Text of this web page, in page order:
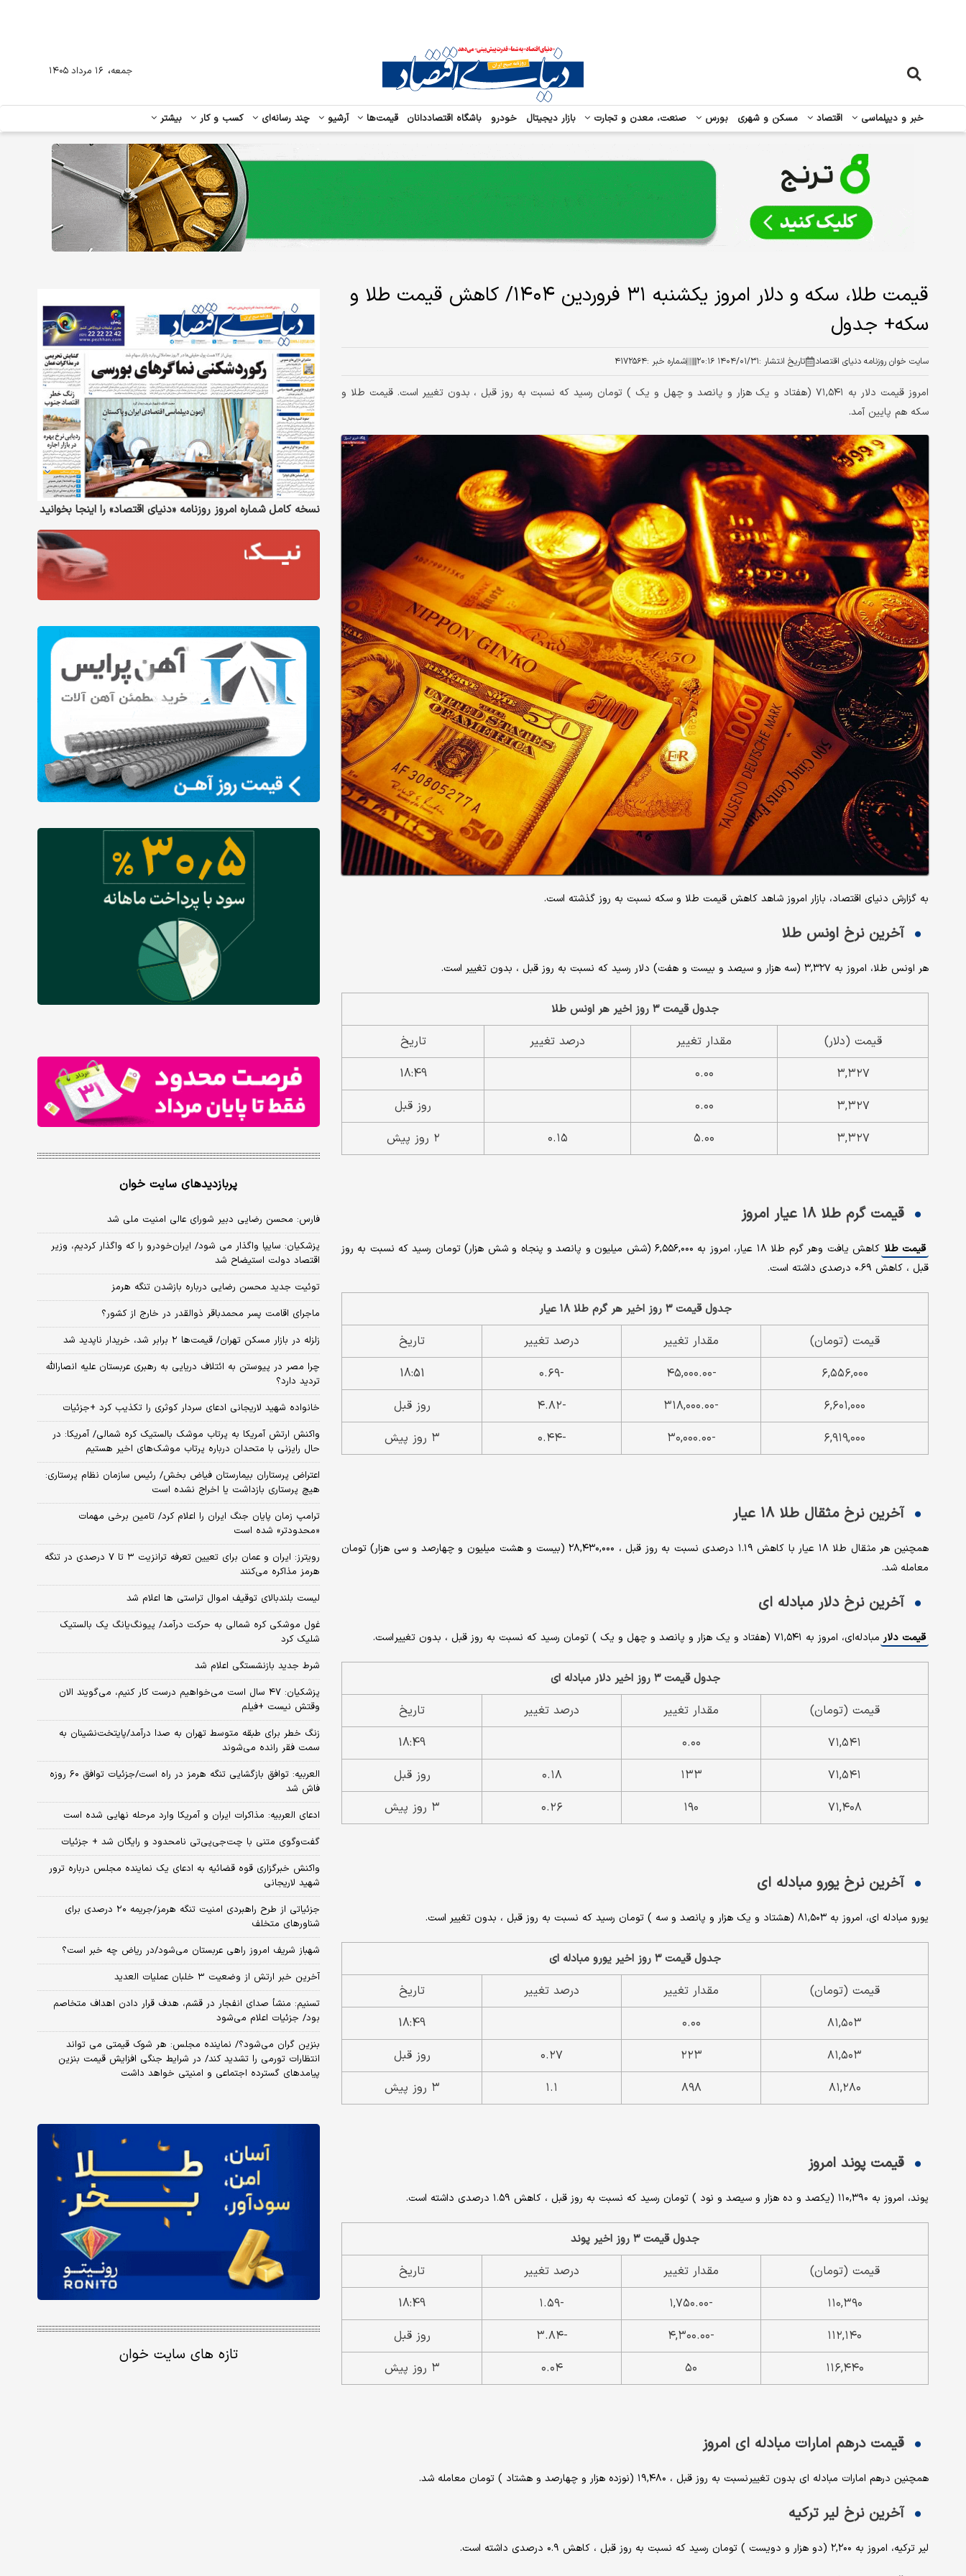
خبر و دیپلماسی اقتصاد مسکن و شهری بورس صنعت، معدن و تجارت بازار دیجیتال خودرو باشگاه اقتصاددانان قیمت‌ها آرشیو چند رسانه‌ای کسب و کار بیشتر
جمعه، ۱۶ مرداد ۱۴۰۵
قیمت طلا، سکه و دلار امروز یکشنبه ۳۱ فروردین ۱۴۰۴/ کاهش قیمت طلا و
سکه+ جدول
سایت خوان روزنامه دنیای اقتصاد تاریخ انتشار :۱۴۰۴/۰۱/۳۱ ۲۰:۱۶ شماره خبر :۴۱۷۲۵۶۴
امروز قیمت دلار به ۷۱,۵۴۱ (هفتاد و یک هزار و پانصد و چهل و یک ) تومان رسید که نسبت به روز قبل ، بدون تغییر است. قیمت طلا و
سکه هم پایین آمد.
به گزارش دنیای اقتصاد، بازار امروز شاهد کاهش قیمت طلا و سکه نسبت به روز گذشته است.
آخرین نرخ اونس طلا
هر اونس طلا، امروز به ۳,۳۲۷ (سه هزار و سیصد و بیست و هفت) دلار رسید که نسبت به روز قبل ، بدون تغییر است.
جدول قیمت ۳ روز اخیر هر اونس طلا
قیمت (دلار) مقدار تغییر درصد تغییر
تاریخ
۳,۳۲۷
۰.۰۰
18:49
۳,۳۲۷
۰.۰۰
روز قبل
۳,۳۲۷
۵.۰۰ ۰.۱۵ ۲ روز پیش
قیمت گرم طلا ۱۸ عیار امروز
قیمت طلا
کاهش یافت و هر گرم طلا ۱۸ عیار، امروز به ۶,۵۵۶,۰۰۰ (شش میلیون و پانصد و پنجاه و شش هزار) تومان رسید که نسبت به روز
قبل ، کاهش ۰.۶۹ درصدی داشته است.
جدول قیمت ۳ روز اخیر هر گرم طلا ۱۸ عیار
قیمت (تومان) مقدار تغییر درصد تغییر
تاریخ
۶,۵۵۶,۰۰۰
-۴۵,۰۰۰.۰۰ -۰.۶۹
18:51
۶,۶۰۱,۰۰۰
-۳۱۸,۰۰۰.۰۰ -۴.۸۲
روز قبل
۶,۹۱۹,۰۰۰
-۳۰,۰۰۰.۰۰ -۰.۴۴ ۳ روز پیش
آخرین نرخ مثقال طلا ۱۸ عیار
همچنین هر مثقال طلا ۱۸ عیار با کاهش ۱.۱۹ درصدی نسبت به روز قبل ، ۲۸,۴۳۰,۰۰۰ (بیست و هشت میلیون و چهارصد و سی هزار) تومان
معامله شد.
آخرین نرخ دلار مبادله ای
قیمت دلار مبادله‌ای، امروز به ۷۱,۵۴۱ (هفتاد و یک هزار و پانصد و چهل و یک ) تومان رسید که نسبت به روز قبل ، بدون تغییر است.
جدول قیمت ۳ روز اخیر دلار مبادله ای
قیمت (تومان) مقدار تغییر درصد تغییر
تاریخ
۷۱,۵۴۱
۰.۰۰
18:49
۷۱,۵۴۱
۱۳۳ ۰.۱۸
روز قبل
۷۱,۴۰۸
۱۹۰ ۰.۲۶ ۳ روز پیش
آخرین نرخ یورو مبادله ای
یورو مبادله ای، امروز به ۸۱,۵۰۳ (هشتاد و یک هزار و پانصد و سه ) تومان رسید که نسبت به روز قبل ، بدون تغییر است.
جدول قیمت ۳ روز اخیر یورو مبادله ای
قیمت (تومان) مقدار تغییر درصد تغییر
تاریخ
۸۱,۵۰۳
۰.۰۰
18:49
۸۱,۵۰۳
۲۲۳ ۰.۲۷
روز قبل
۸۱,۲۸۰
۸۹۸ ۱.۱ ۳ روز پیش
قیمت پوند امروز
پوند، امروز به ۱۱۰,۳۹۰ (یکصد و ده هزار و سیصد و نود ) تومان رسید که نسبت به روز قبل ، کاهش ۱.۵۹ درصدی داشته است.
جدول قیمت ۳ روز اخیر پوند
قیمت (تومان) مقدار تغییر درصد تغییر
تاریخ
۱۱۰,۳۹۰
-۱,۷۵۰.۰۰ -۱.۵۹
18:49
۱۱۲,۱۴۰
-۴,۳۰۰.۰۰ -۳.۸۴
روز قبل
۱۱۶,۴۴۰
۵۰ ۰.۰۴ ۳ روز پیش
قیمت درهم امارات مبادله ای امروز
همچنین درهم امارات مبادله ای بدون تغییر نسبت به روز قبل ، ۱۹,۴۸۰ (نوزده هزار و چهارصد و هشتاد ) تومان معامله شد.
آخرین نرخ لیر ترکیه
لیر ترکیه، امروز به ۲,۲۰۰ (دو هزار و دویست ) تومان رسید که نسبت به روز قبل ، کاهش ۰.۹ درصدی داشته است.
نسخه کامل شماره امروز روزنامه «دنیای‌ اقتصاد» را اینجا بخوانید
پربازدیدهای سایت خوان
فارس: محسن رضایی دبیر شورای عالی امنیت ملی شد
پزشکیان: سایپا واگذار می شود/ ایران‌خودرو را که واگذار کردیم، وزیر
اقتصاد دولت استیضاح شد
توئیت جدید محسن رضایی درباره بازشدن تنگه هرمز
ماجرای اقامت پسر محمدباقر ذوالقدر در خارج از کشور؟
زلزله در بازار مسکن تهران/ قیمت‌ها ۲ برابر شد، خریدار ناپدید شد
چرا مصر در پیوستن به ائتلاف دریایی به رهبری عربستان علیه انصارالله
تردید دارد؟
خانواده شهید لاریجانی ادعای سردار کوثری را تکذیب کرد +جزئیات
واکنش ارتش آمریکا به پرتاب موشک بالستیک کره شمالی/ آمریکا: در
حال رایزنی با متحدان درباره پرتاب موشک‌های اخیر هستیم
اعتراض پرستاران بیمارستان فیاض بخش/ رئیس سازمان نظام پرستاری:
هیچ پرستاری بازداشت یا اخراج نشده است
ترامپ زمان پایان جنگ ایران را اعلام کرد/ تامین برخی مهمات
«محدودتر» شده است
رویترز: ایران و عمان برای تعیین تعرفه ترانزیت ۳ تا ۷ درصدی در تنگه
هرمز مذاکره می‌کنند
لیست بلندبالای توقیف اموال تراستی ها اعلام شد
غول موشکی کره شمالی به حرکت درآمد/ پیونگ‌یانگ یک بالستیک
شلیک کرد
شرط جدید بازنشستگی اعلام شد
پزشکیان: ۴۷ سال است می‌خواهیم درست کار کنیم، می‌گویند الان
وقتش نیست +فیلم
زنگ خطر برای طبقه متوسط تهران به صدا درآمد/پایتخت‌نشینان به
سمت فقر رانده می‌شوند
العربیه: توافق بازگشایی تنگه هرمز در راه است/جزئیات توافق ۶۰ روزه
فاش شد
ادعای العربیه: مذاکرات ایران و آمریکا وارد مرحله نهایی شده است
گفت‌وگوی متنی با چت‌جی‌پی‌تی نامحدود و رایگان شد + جزئیات
واکنش خبرگزاری قوه قضائیه به ادعای یک نماینده مجلس درباره ترور
شهید لاریجانی
جزئیاتی از طرح راهبردی امنیت تنگه هرمز/جریمه ۲۰ درصدی برای
شناورهای متخلف
شهباز شریف امروز راهی عربستان می‌شود/در ریاض چه خبر است؟
آخرین خبر ارتش از وضعیت ۳ خلبان عملیات العدید
تسنیم: منشأ صدای انفجار در قشم، هدف قرار دادن اهداف متخاصم
بود/ جزئیات اعلام می‌شود
بنزین گران می‌شود؟/ نماینده مجلس: هر شوک قیمتی می تواند
انتظارات تورمی را تشدید کند/ در شرایط جنگی افزایش قیمت بنزین
پیامدهای گسترده اجتماعی و امنیتی خواهد داشت
تازه های سایت خوان